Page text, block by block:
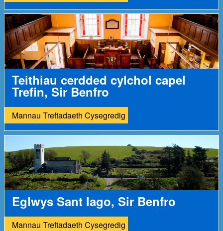
Teithiau cerdded cylchol capel
Trefin, Sir Benfro
Mannau Treftadaeth Cysegredig
Eglwys Sant Iago, Sir Benfro
Mannau Treftadaeth Cysegredig